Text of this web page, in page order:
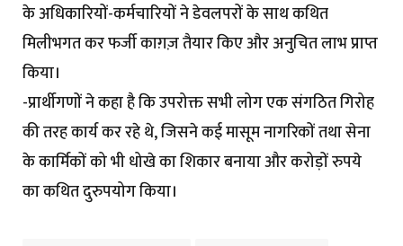
के अधिकारियों-कर्मचारियों ने डेवलपरों के साथ कथित
मिलीभगत कर फर्जी काग़ज़ तैयार किए और अनुचित लाभ प्राप्त
किया।
-प्रार्थीगणों ने कहा है कि उपरोक्त सभी लोग एक संगठित गिरोह
की तरह कार्य कर रहे थे, जिसने कई मासूम नागरिकों तथा सेना
के कार्मिकों को भी धोखे का शिकार बनाया और करोड़ों रुपये
का कथित दुरुपयोग किया।